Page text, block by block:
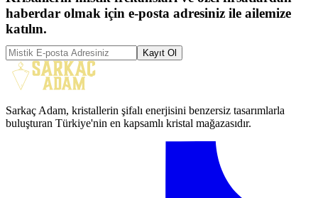
haberdar olmak için e-posta adresiniz ile ailemize
katılın.
Kayıt Ol
Sarkaç Adam, kristallerin şifalı enerjisini benzersiz tasarımlarla
buluşturan Türkiye'nin en kapsamlı kristal mağazasıdır.